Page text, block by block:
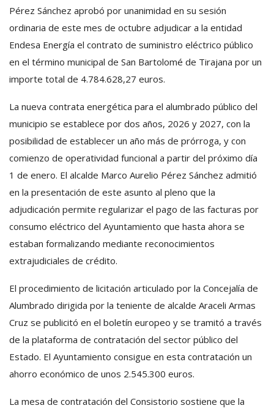
Pérez Sánchez aprobó por unanimidad en su sesión
ordinaria de este mes de octubre adjudicar a la entidad
Endesa Energía el contrato de suministro eléctrico público
en el término municipal de San Bartolomé de Tirajana por un
importe total de 4.784.628,27 euros.
La nueva contrata energética para el alumbrado público del
municipio se establece por dos años, 2026 y 2027, con la
posibilidad de establecer un año más de prórroga, y con
comienzo de operatividad funcional a partir del próximo día
1 de enero. El alcalde Marco Aurelio Pérez Sánchez admitió
en la presentación de este asunto al pleno que la
adjudicación permite regularizar el pago de las facturas por
consumo eléctrico del Ayuntamiento que hasta ahora se
estaban formalizando mediante reconocimientos
extrajudiciales de crédito.
El procedimiento de licitación articulado por la Concejalía de
Alumbrado dirigida por la teniente de alcalde Araceli Armas
Cruz se publicitó en el boletín europeo y se tramitó a través
de la plataforma de contratación del sector público del
Estado. El Ayuntamiento consigue en esta contratación un
ahorro económico de unos 2.545.300 euros.
La mesa de contratación del Consistorio sostiene que la